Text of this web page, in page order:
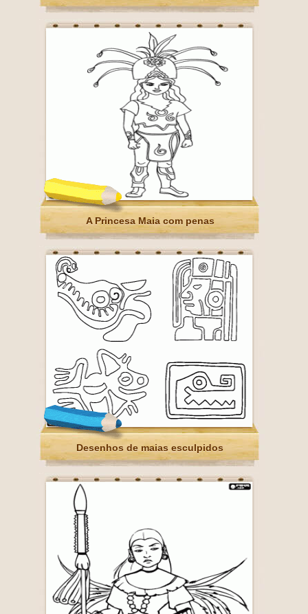
A Princesa Maia com penas
Desenhos de maias esculpidos